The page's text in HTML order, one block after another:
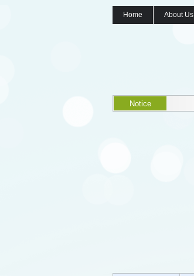
Home About Us
Notice